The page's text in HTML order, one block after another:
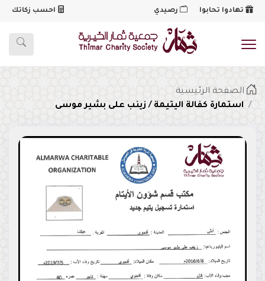
تهادوا تحابوا رصيدي احسب زكاتك
شعار
الصفحة الرئيسية
استمارة كفالة اليتيمة / زينب على بشير موسى